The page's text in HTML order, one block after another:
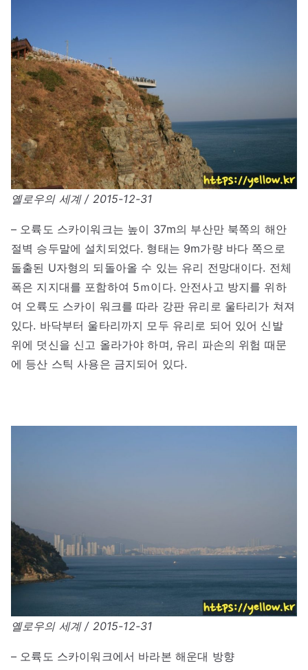
옐로우의 세계 / 2015-12-31
– 오륙도 스카이워크는 높이 37m의 부산만 북쪽의 해안
절벽 승두말에 설치되었다. 형태는 9m가량 바다 쪽으로
돌출된 U자형의 되돌아올 수 있는 유리 전망대이다. 전체
폭은 지지대를 포함하여 5ｍ이다. 안전사고 방지를 위하
여 오륙도 스카이 워크를 따라 강판 유리로 울타리가 쳐져
있다. 바닥부터 울타리까지 모두 유리로 되어 있어 신발
위에 덧신을 신고 올라가야 하며, 유리 파손의 위험 때문
에 등산 스틱 사용은 금지되어 있다.
옐로우의 세계 / 2015-12-31
– 오륙도 스카이워크에서 바라본 해운대 방향